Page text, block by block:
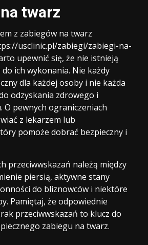
twarz
z zabiegów na twarz
usclinic.pl/zabiegi/zabiegi-na-
upewnić się, że nie istnieją
ich wykonania. Nie każdy
dla każdej osoby i nie każda
odzyskania zdrowego i
O pewnych ograniczeniach
z lekarzem lub
pomoże dobrać bezpieczny i
przeciwwskazań należą między
piersią, aktywne stany
do bliznowców i niektóre
Pamiętaj, że odpowiednie
przeciwwskazań to klucz do
zabiegu na twarz.